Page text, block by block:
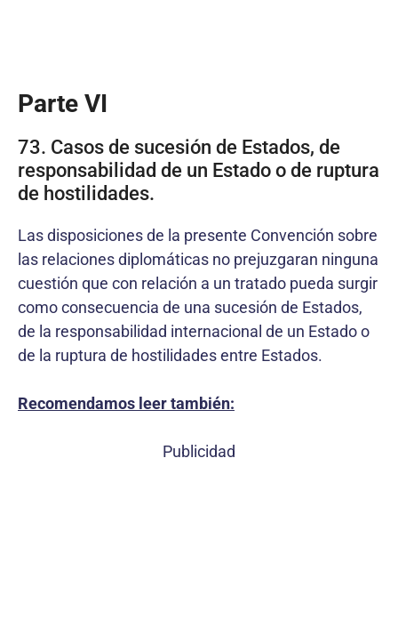
Parte VI
73. Casos de sucesión de Estados, de
responsabilidad de un Estado o de ruptura
de hostilidades.
Las disposiciones de la presente Convención sobre
las relaciones diplomáticas no prejuzgaran ninguna
cuestión que con relación a un tratado pueda surgir
como consecuencia de una sucesión de Estados,
de la responsabilidad internacional de un Estado o
de la ruptura de hostilidades entre Estados.
Recomendamos leer también:
Publicidad